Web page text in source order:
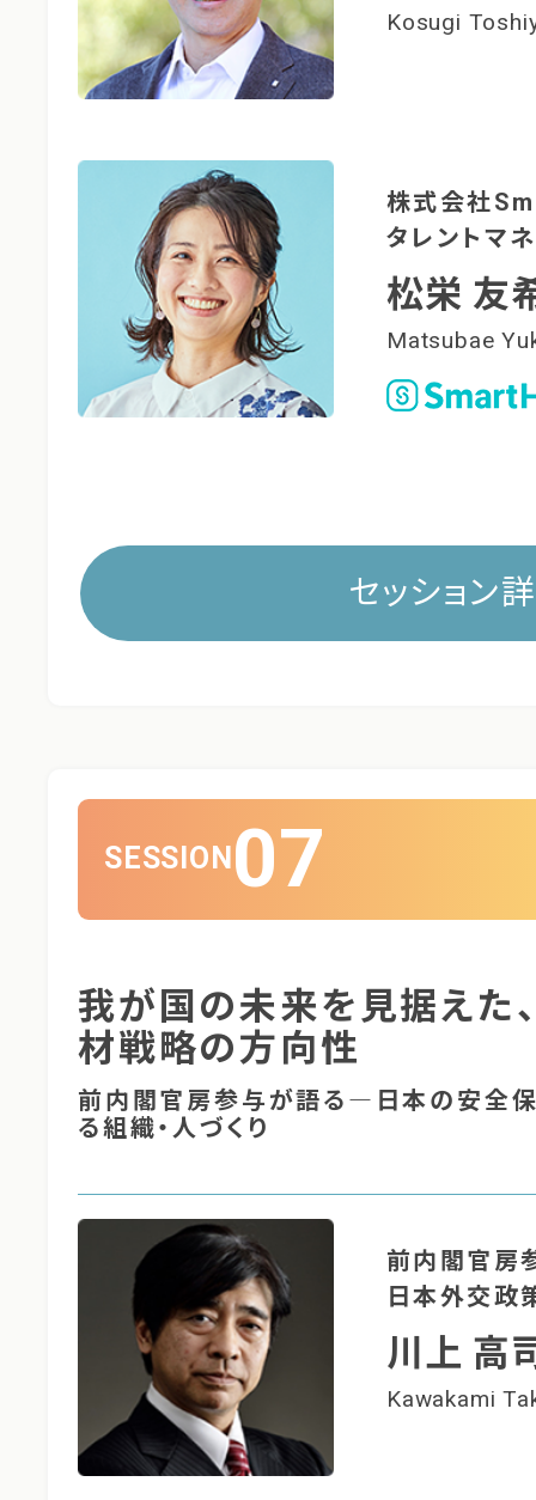
Kosugi
セッション
株式会社
タレントマ
松栄 友
Matsubae
SESSION 07
我が国の未来を見据えた
材戦略の方向性
前内閣官房参与が語る―日本の安全
る組織・人づくり
前内閣官房
日本外交政
川上 高
Kawakami